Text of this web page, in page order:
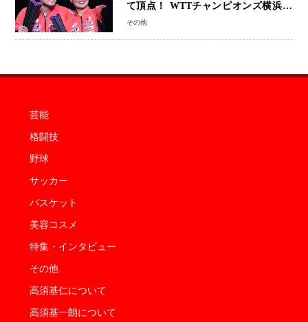
て頂点！ WTTチャンピオンズ横浜で
史上初の快挙 2人で約1264万円の優
その他
芸能
格闘技
野球
サッカー
バスケット
美容コスメ
特集・インタビュー
その他
高須基仁について
高須基一朗について